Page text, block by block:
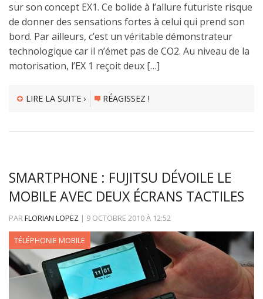
sur son concept EX1. Ce bolide à l’allure futuriste risque
de donner des sensations fortes à celui qui prend son
bord. Par ailleurs, c’est un véritable démonstrateur
technologique car il n’émet pas de CO2. Au niveau de la
motorisation, l’EX 1 reçoit deux […]
LIRE LA SUITE › RÉAGISSEZ !
SMARTPHONE : FUJITSU DÉVOILE LE
MOBILE AVEC DEUX ÉCRANS TACTILES
PARFLORIAN LOPEZ | 9 OCTOBRE 2010À 12:52
TÉLÉPHONIE MOBILE